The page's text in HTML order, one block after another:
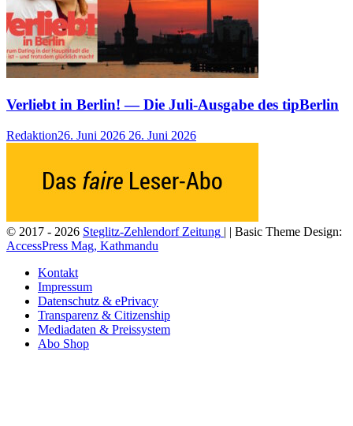
Verliebt in Berlin! — Die Juli-Ausgabe des tipBerlin
Redaktion26. Juni 2026 26. Juni 2026
© 2017 - 2026 Steglitz-Zehlendorf Zeitung | | Basic Theme Design:
AccessPress Mag, Kathmandu
Kontakt
Impressum
Datenschutz & ePrivacy
Transparenz & Citizenship
Mediadaten & Preissystem
Abo Shop